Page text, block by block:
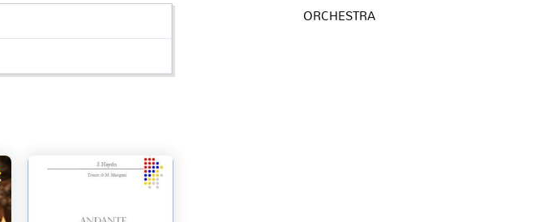
ORCHESTRA